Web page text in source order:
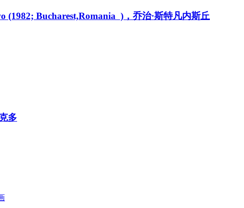
(1982; Bucharest,Romania )，乔治·斯特凡内斯丘
多